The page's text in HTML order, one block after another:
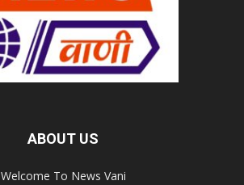
ABOUT US
Welcome To News Vani